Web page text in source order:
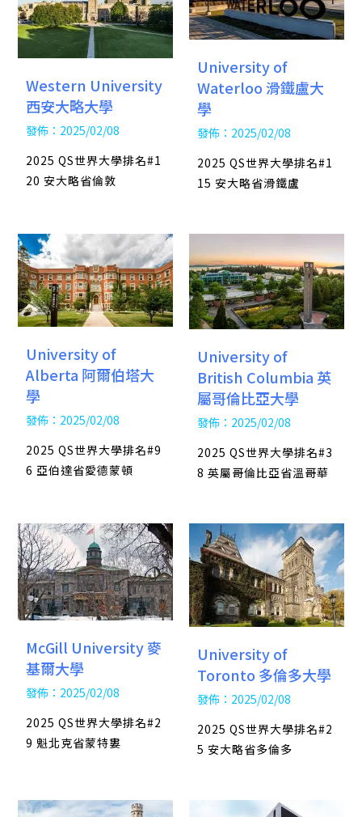
Western University
西安大略大學
發佈：2025/02/08
2025 QS世界大學排名#1
20 安大略省倫敦
University of
Waterloo 滑鐵盧大
學
發佈：2025/02/08
2025 QS世界大學排名#1
15 安大略省滑鐵盧
University of
Alberta 阿爾伯塔大
學
發佈：2025/02/08
2025 QS世界大學排名#9
6 亞伯達省愛德蒙頓
University of
British Columbia 英
屬哥倫比亞大學
發佈：2025/02/08
2025 QS世界大學排名#3
8 英屬哥倫比亞省溫哥華
McGill University 麥
基爾大學
發佈：2025/02/08
2025 QS世界大學排名#2
9 魁北克省蒙特婁
University of
Toronto 多倫多大學
發佈：2025/02/08
2025 QS世界大學排名#2
5 安大略省多倫多